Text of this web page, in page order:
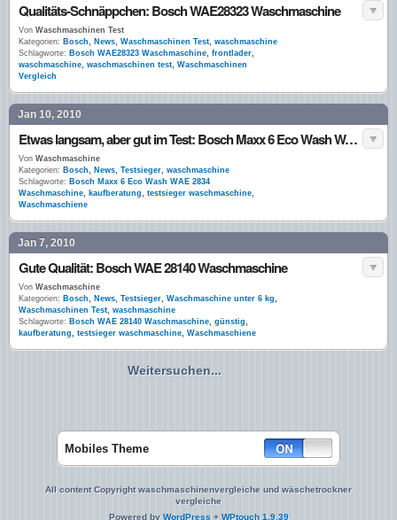
Qualitäts-Schnäppchen: Bosch WAE28323 Waschmaschine
Von Waschmaschinen Test
Kategorien: Bosch, News, Waschmaschinen Test, waschmaschine
Schlagworte: Bosch WAE28323 Waschmaschine, frontlader,
waschmaschine, waschmaschinen test, Waschmaschinen
Vergleich
Jan 10, 2010
Etwas langsam, aber gut im Test: Bosch Maxx 6 Eco Wash WAE 2834 Waschmaschine
Von Waschmaschine
Kategorien: Bosch, News, Testsieger, waschmaschine
Schlagworte: Bosch Maxx 6 Eco Wash WAE 2834
Waschmaschine, kaufberatung, testsieger waschmaschine,
Waschmaschiene
Jan 7, 2010
Gute Qualität: Bosch WAE 28140 Waschmaschine
Von Waschmaschine
Kategorien: Bosch, News, Testsieger, Waschmaschine unter 6 kg,
Waschmaschinen Test, waschmaschine
Schlagworte: Bosch WAE 28140 Waschmaschine, günstig,
kaufberatung, testsieger waschmaschine, Waschmaschiene
Weitersuchen...
Mobiles Theme
All content Copyright waschmaschinenvergleiche und wäschetrockner
vergleiche
Powered by WordPress + WPtouch 1.9.39